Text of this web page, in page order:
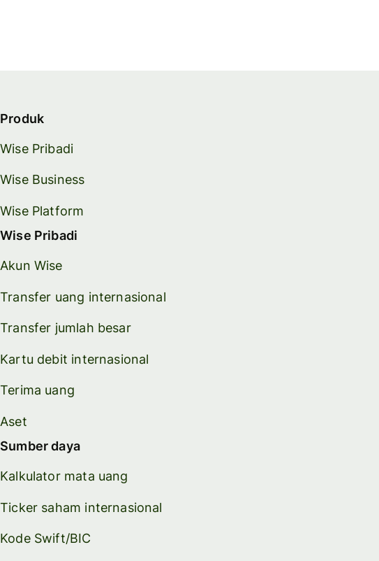
Produk
Wise Pribadi
Wise Business
Wise Platform
Wise Pribadi
Akun Wise
Transfer uang internasional
Transfer jumlah besar
Kartu debit internasional
Terima uang
Aset
Sumber daya
Kalkulator mata uang
Ticker saham internasional
Kode Swift/BIC